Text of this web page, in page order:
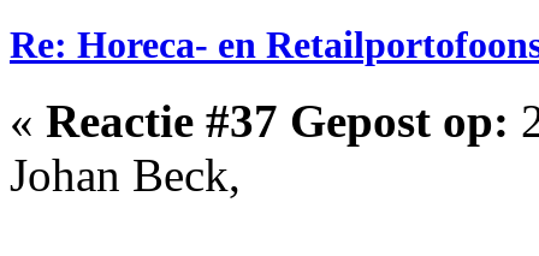
Re: Horeca- en
« Reactie #37 Gepost op:
Johan Beck,